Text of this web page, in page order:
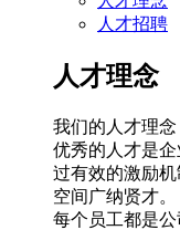
人才招聘
人才理念
我们的人才理念
优秀的人才是
过有效的激励
空间广纳贤才。
每个员工都是